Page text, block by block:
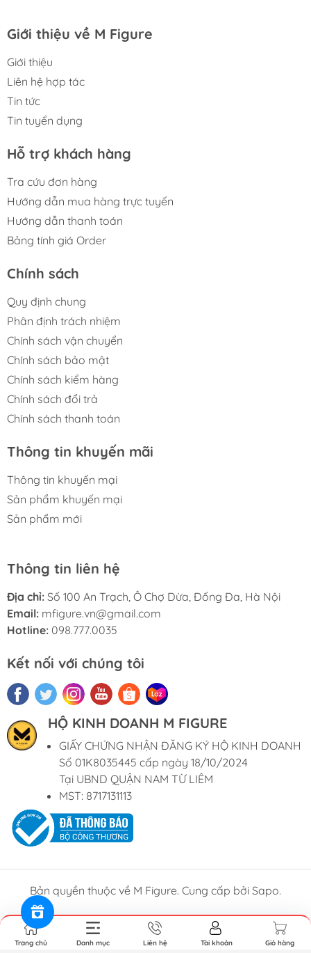
Giới thiệu về M Figure
Giới thiệu
Liên hệ hợp tác
Tin tức
Tin tuyển dụng
Hỗ trợ khách hàng
Tra cứu đơn hàng
Hướng dẫn mua hàng trực tuyến
Hướng dẫn thanh toán
Bảng tính giá Order
Chính sách
Quy định chung
Phân định trách nhiệm
Chính sách vận chuyển
Chính sách bảo mật
Chính sách kiểm hàng
Chính sách đổi trả
Chính sách thanh toán
Thông tin khuyến mãi
Thông tin khuyến mại
Sản phẩm khuyến mại
Sản phẩm mới
Thông tin liên hệ
Địa chỉ: Số 100 An Trạch, Ô Chợ Dừa, Đống Đa, Hà Nội
Email: mfigure.vn@gmail.com
Hotline: 098.777.0035
Kết nối với chúng tôi
HỘ KINH DOANH M FIGURE
GIẤY CHỨNG NHẬN ĐĂNG KÝ HỘ KINH DOANH
Số 01K8035445 cấp ngày 18/10/2024
Tại UBND QUẬN NAM TỪ LIÊM
MST: 8717131113
Bản quyền thuộc về M Figure. Cung cấp bởi Sapo.
Trang chủ Danh mục Liên hệ Tài khoản Giỏ hàng